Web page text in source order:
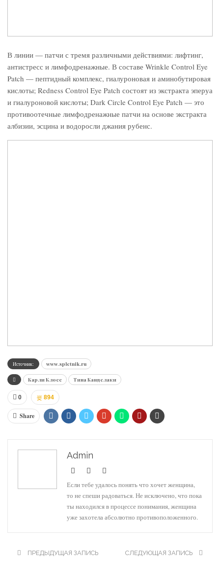
В линии — патчи с тремя различными действиями: лифтинг,
антистресс и лимфодренажные. В составе Wrinkle Control Eye
Patch — пептидный комплекс, гиалуроновая и аминобутировая
кислоты; Redness Control Eye Patch состоят из экстракта эперуа
и гиалуроновой кислоты; Dark Circle Control Eye Patch — это
противоотечные лимфодренажные патчи на основе экстракта
албизии, эсцина и водоросли джания рубенс.
Источник: www.spletnik.ru
Карли Клосс Тина Канделаки
0 894
Share
Admin
Если тебе удалось понять что хочет женщина,
то не спеши радоваться. Не исключено, что пока
ты находился в процессе понимания, женщина
уже захотела абсолютно противоположенного.
ПРЕДЫДУЩАЯ ЗАПИСЬ СЛЕДУЮЩАЯ ЗАПИСЬ